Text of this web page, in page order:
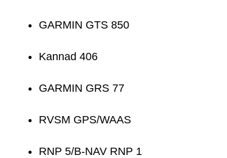
GARMIN GTS 850
Kannad 406
GARMIN GRS 77
RVSM GPS/WAAS
RNP 5/B-NAV RNP 1